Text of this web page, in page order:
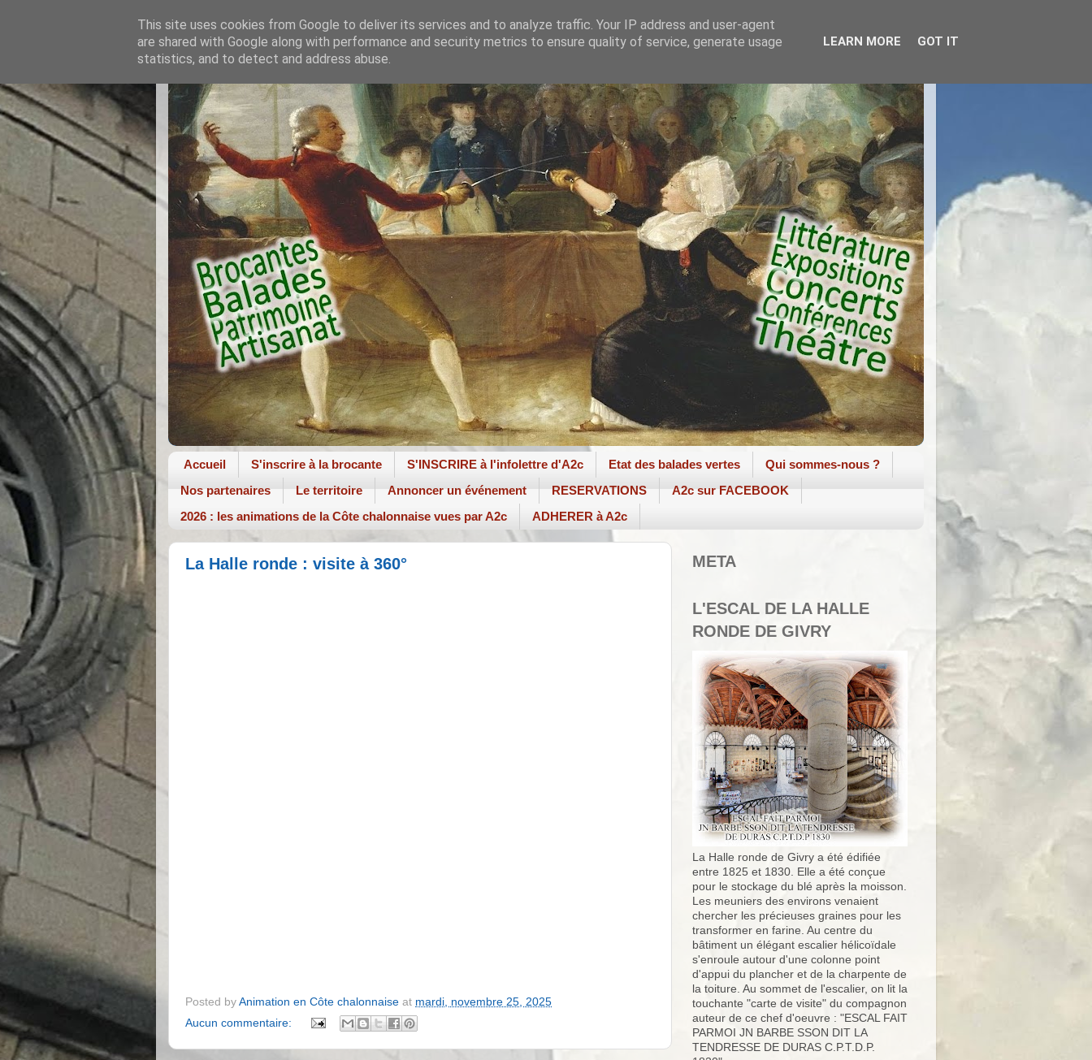
Accueil S'inscrire à la brocante S'INSCRIRE à l'infolettre d'A2c Etat des balades vertes
Qui sommes-nous ?
Nos partenaires
Le territoire Annoncer un événement RESERVATIONS
A2c sur FACEBOOK
2026 : les animations de la Côte chalonnaise vues par A2c
ADHERER à A2c
La Halle ronde : visite à 360°
Posted by Animation en Côte chalonnaise at mardi, novembre 25, 2025
Aucun commentaire:
META
L'ESCAL DE LA HALLE
RONDE DE GIVRY
La Halle ronde de Givry a été édifiée
entre 1825 et 1830. Elle a été conçue
pour le stockage du blé après la moisson.
Les meuniers des environs venaient
chercher les précieuses graines pour les
transformer en farine. Au centre du
bâtiment un élégant escalier hélicoïdale
s'enroule autour d'une colonne point
d'appui du plancher et de la charpente de
la toiture. Au sommet de l'escalier, on lit la
touchante "carte de visite" du compagnon
auteur de ce chef d'oeuvre : "ESCAL FAIT
PARMOI JN BARBE SSON DIT LA
TENDRESSE DE DURAS C.P.T.D.P.
This site uses cookies from Google to deliver its services and to analyze traffic. Your IP address and user-agent
are shared with Google along with performance and security metrics to ensure quality of service, generate usage
statistics, and to detect and address abuse.
LEARN MORE GOT IT